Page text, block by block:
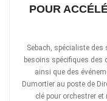
POUR
Sebach, spécialiste
besoins spécifiques
ainsi que des
Dumortier au poste de
clé pour orchestrer